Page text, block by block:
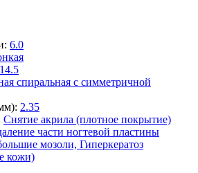
6.0
14.5
спиральная с симметричной
2.35
Снятие акрила (плотное покрытие)
части ногтевой пластины
мозоли, Гиперкератоз
кожи)